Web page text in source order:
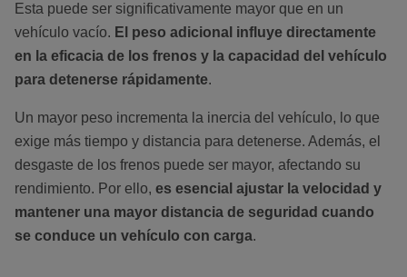
Esta puede ser significativamente mayor que en un
vehículo vacío. El peso adicional influye directamente
en la eficacia de los frenos y la capacidad del vehículo
para detenerse rápidamente.
Un mayor peso incrementa la inercia del vehículo, lo que
exige más tiempo y distancia para detenerse. Además, el
desgaste de los frenos puede ser mayor, afectando su
rendimiento. Por ello, es esencial ajustar la velocidad y
mantener una mayor distancia de seguridad cuando
se conduce un vehículo con carga.